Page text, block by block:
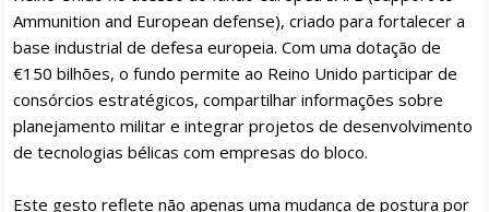
Ammunition and European defense), criado para fortalecer a
base industrial de defesa europeia. Com uma dotação de
€150 bilhões, o fundo permite ao Reino Unido participar de
consórcios estratégicos, compartilhar informações sobre
planejamento militar e integrar projetos de desenvolvimento
de tecnologias bélicas com empresas do bloco.
Este gesto reflete não apenas uma mudança de postura por